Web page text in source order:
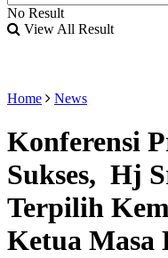
No Result
View All Result
Home News
Konferensi
Sukses, Hj
Terpilih
Ketua Masa